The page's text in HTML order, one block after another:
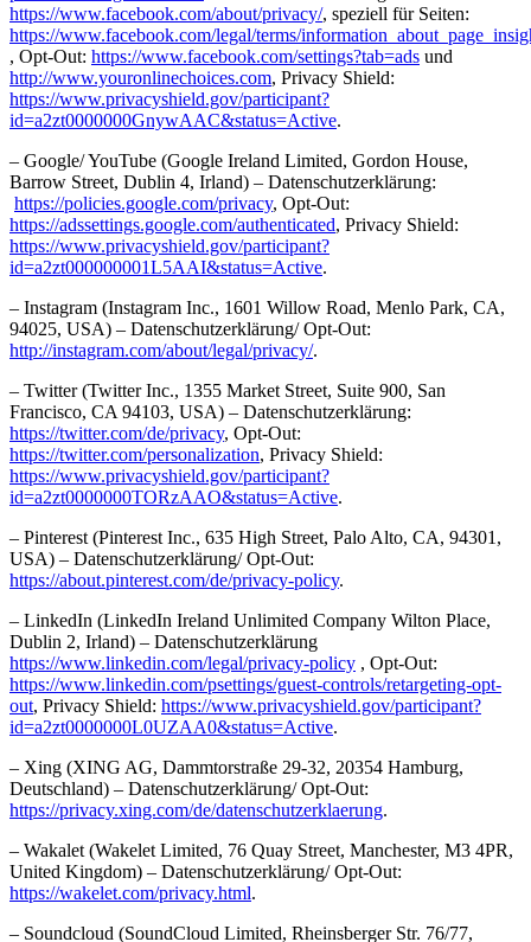
https://www.facebook.com/about/privacy/, speziell für Seiten:
https://www.facebook.com/legal/terms/
, Opt-Out: https://www.facebook.com/settings?tab=ads und
http://www.youronlinechoices.com, Privacy Shield:
https://www.privacyshield.gov/participant?
id=a2zt0000000GnywAAC&status=Active.
– Google/ YouTube (Google Ireland Limited, Gordon House,
Barrow Street, Dublin 4, Irland) – Datenschutzerklärung:
https://policies.google.com/privacy, Opt-Out:
https://adssettings.google.com/authenticated, Privacy Shield:
https://www.privacyshield.gov/participant?
id=a2zt000000001L5AAI&status=Active.
– Instagram (Instagram Inc., 1601 Willow Road, Menlo Park, CA,
94025, USA) – Datenschutzerklärung/ Opt-Out:
http://instagram.com/about/legal/privacy/.
– Twitter (Twitter Inc., 1355 Market Street, Suite 900, San
Francisco, CA 94103, USA) – Datenschutzerklärung:
https://twitter.com/de/privacy, Opt-Out:
https://twitter.com/personalization, Privacy Shield:
https://www.privacyshield.gov/participant?
id=a2zt0000000TORzAAO&status=Active.
– Pinterest (Pinterest Inc., 635 High Street, Palo Alto, CA, 94301,
USA) – Datenschutzerklärung/ Opt-Out:
https://about.pinterest.com/de/privacy-policy.
– LinkedIn (LinkedIn Ireland Unlimited Company Wilton Place,
Dublin 2, Irland) – Datenschutzerklärung
https://www.linkedin.com/legal/privacy-policy , Opt-Out:
https://www.linkedin.com/psettings/guest-controls/retargeting-opt-
out, Privacy Shield: https://www.privacyshield.gov/participant?
id=a2zt0000000L0UZAA0&status=Active.
– Xing (XING AG, Dammtorstraße 29-32, 20354 Hamburg,
Deutschland) – Datenschutzerklärung/ Opt-Out:
https://privacy.xing.com/de/datenschutzerklaerung.
– Wakalet (Wakelet Limited, 76 Quay Street, Manchester, M3 4PR,
United Kingdom) – Datenschutzerklärung/ Opt-Out:
https://wakelet.com/privacy.html.
– Soundcloud (SoundCloud Limited, Rheinsberger Str. 76/77,